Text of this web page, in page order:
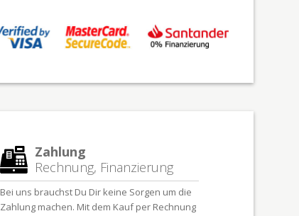
Zahlung
Rechnung, Finanzierung
Bei uns brauchst Du Dir keine Sorgen um die
Zahlung machen. Mit dem Kauf per Rechnung